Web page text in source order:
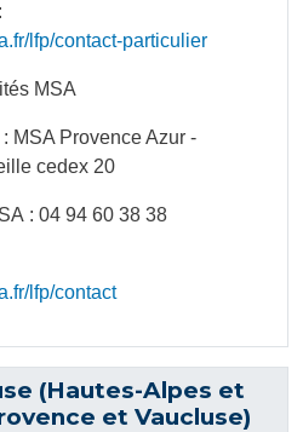
lfp/contact-particulier
MSA
MSA Provence Azur -
cedex 20
: 04 94 60 38 38
lfp/contact
(Hautes-Alpes et
et Vaucluse)